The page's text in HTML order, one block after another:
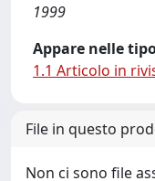
1999
Appare nelle
1.1 Articolo in
File in questo
Non ci sono file